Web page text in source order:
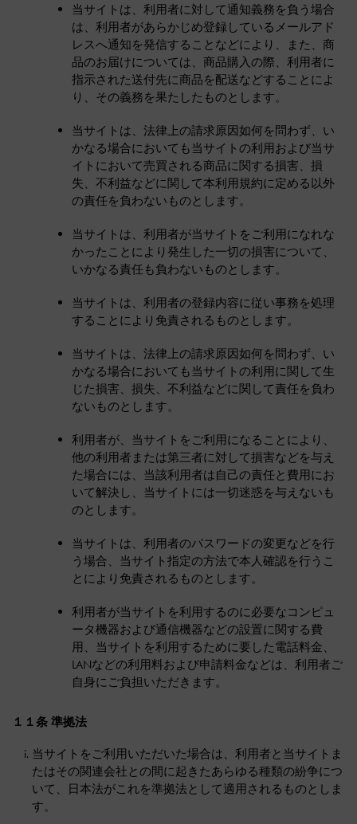
当サイトは、利用者に対して通知義務を負う場合
は、利用者があらかじめ登録しているメールアド
レスへ通知を発信することなどにより、また、商
品のお届けについては、商品購入の際、利用者に
指示された送付先に商品を配送などすることによ
り、その義務を果たしたものとします。
当サイトは、法律上の請求原因如何を問わず、い
かなる場合においても当サイトの利用および当サ
イトにおいて売買される商品に関する損害、損
失、不利益などに関して本利用規約に定める以外
の責任を負わないものとします。
当サイトは、利用者が当サイトをご利用になれな
かったことにより発生した一切の損害について、
いかなる責任も負わないものとします。
当サイトは、利用者の登録内容に従い事務を処理
することにより免責されるものとします。
当サイトは、法律上の請求原因如何を問わず、い
かなる場合においても当サイトの利用に関して生
じた損害、損失、不利益などに関して責任を負わ
ないものとします。
利用者が、当サイトをご利用になることにより、
他の利用者または第三者に対して損害などを与え
た場合には、当該利用者は自己の責任と費用にお
いて解決し、当サイトには一切迷惑を与えないも
のとします。
当サイトは、利用者のパスワードの変更などを行
う場合、当サイト指定の方法で本人確認を行うこ
とにより免責されるものとします。
利用者が当サイトを利用するのに必要なコンピュ
ータ機器および通信機器などの設置に関する費
用、当サイトを利用するために要した電話料金、
LANなどの利用料および申請料金などは、利用者ご
自身にご負担いただきます。
１１条 準拠法
当サイトをご利用いただいた場合は、利用者と当サイトま
たはその関連会社との間に起きたあらゆる種類の紛争につ
いて、日本法がこれを準拠法として適用されるものとしま
す。